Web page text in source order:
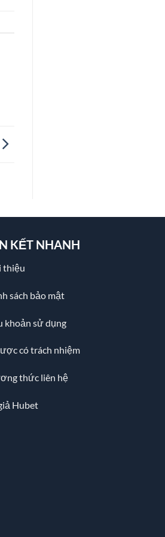
KẾT NHANH
thiệu
sách bảo mật
khoản sử dụng
có trách nhiệm
thức liên hệ
Hubet